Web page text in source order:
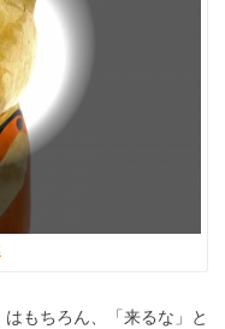
もちろん、「来るな」と